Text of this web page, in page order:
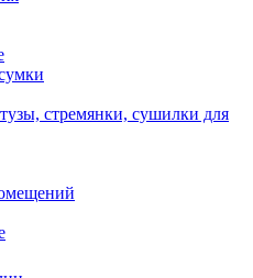
стремянки, сушилки для